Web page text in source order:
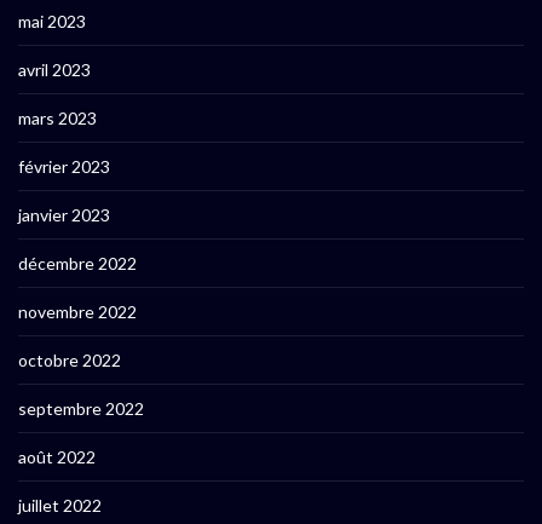
mai 2023
avril 2023
mars 2023
février 2023
janvier 2023
décembre 2022
novembre 2022
octobre 2022
septembre 2022
août 2022
juillet 2022